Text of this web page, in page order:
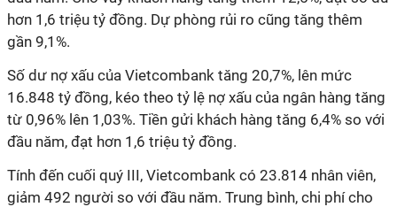
hơn 1,6 triệu tỷ đồng. Dự phòng rủi ro cũng tăng thêm
gần 9,1%.
Số dư nợ xấu của Vietcombank tăng 20,7%, lên mức
16.848 tỷ đồng, kéo theo tỷ lệ nợ xấu của ngân hàng tăng
từ 0,96% lên 1,03%. Tiền gửi khách hàng tăng 6,4% so với
đầu năm, đạt hơn 1,6 triệu tỷ đồng.
Tính đến cuối quý III, Vietcombank có 23.814 nhân viên,
giảm 492 người so với đầu năm. Trung bình, chi phí cho